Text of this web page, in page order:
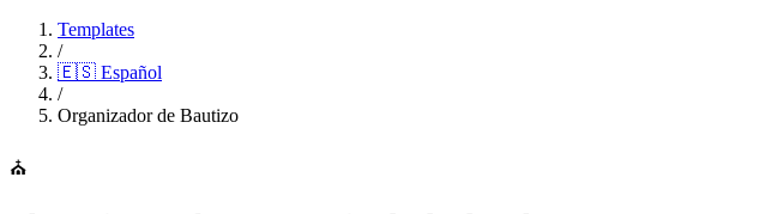
Templates
/
🇪🇸 Español
/
Organizador de Bautizo
⛪